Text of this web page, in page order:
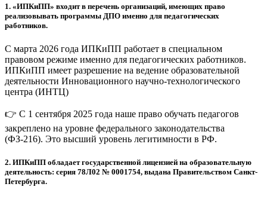
1. «ИПКиПП» входит в перечень организаций, имеющих право
реализовывать программы ДПО именно для педагогических
работников.
С марта 2026 года ИПКиПП работает в специальном
правовом режиме именно для педагогических работников.
ИПКиПП имеет разрешение на ведение образовательной
деятельности Инновационного научно-технологического
центра (ИНТЦ)
👉 С 1 сентября 2025 года наше право обучать педагогов
закреплено на уровне федерального законодательства
(ФЗ-216). Это высший уровень легитимности в РФ.
2. ИПКиПП обладает государственной лицензией на образовательную
деятельность: серия 78Л02 № 0001754, выдана Правительством Санкт-
Петербурга.